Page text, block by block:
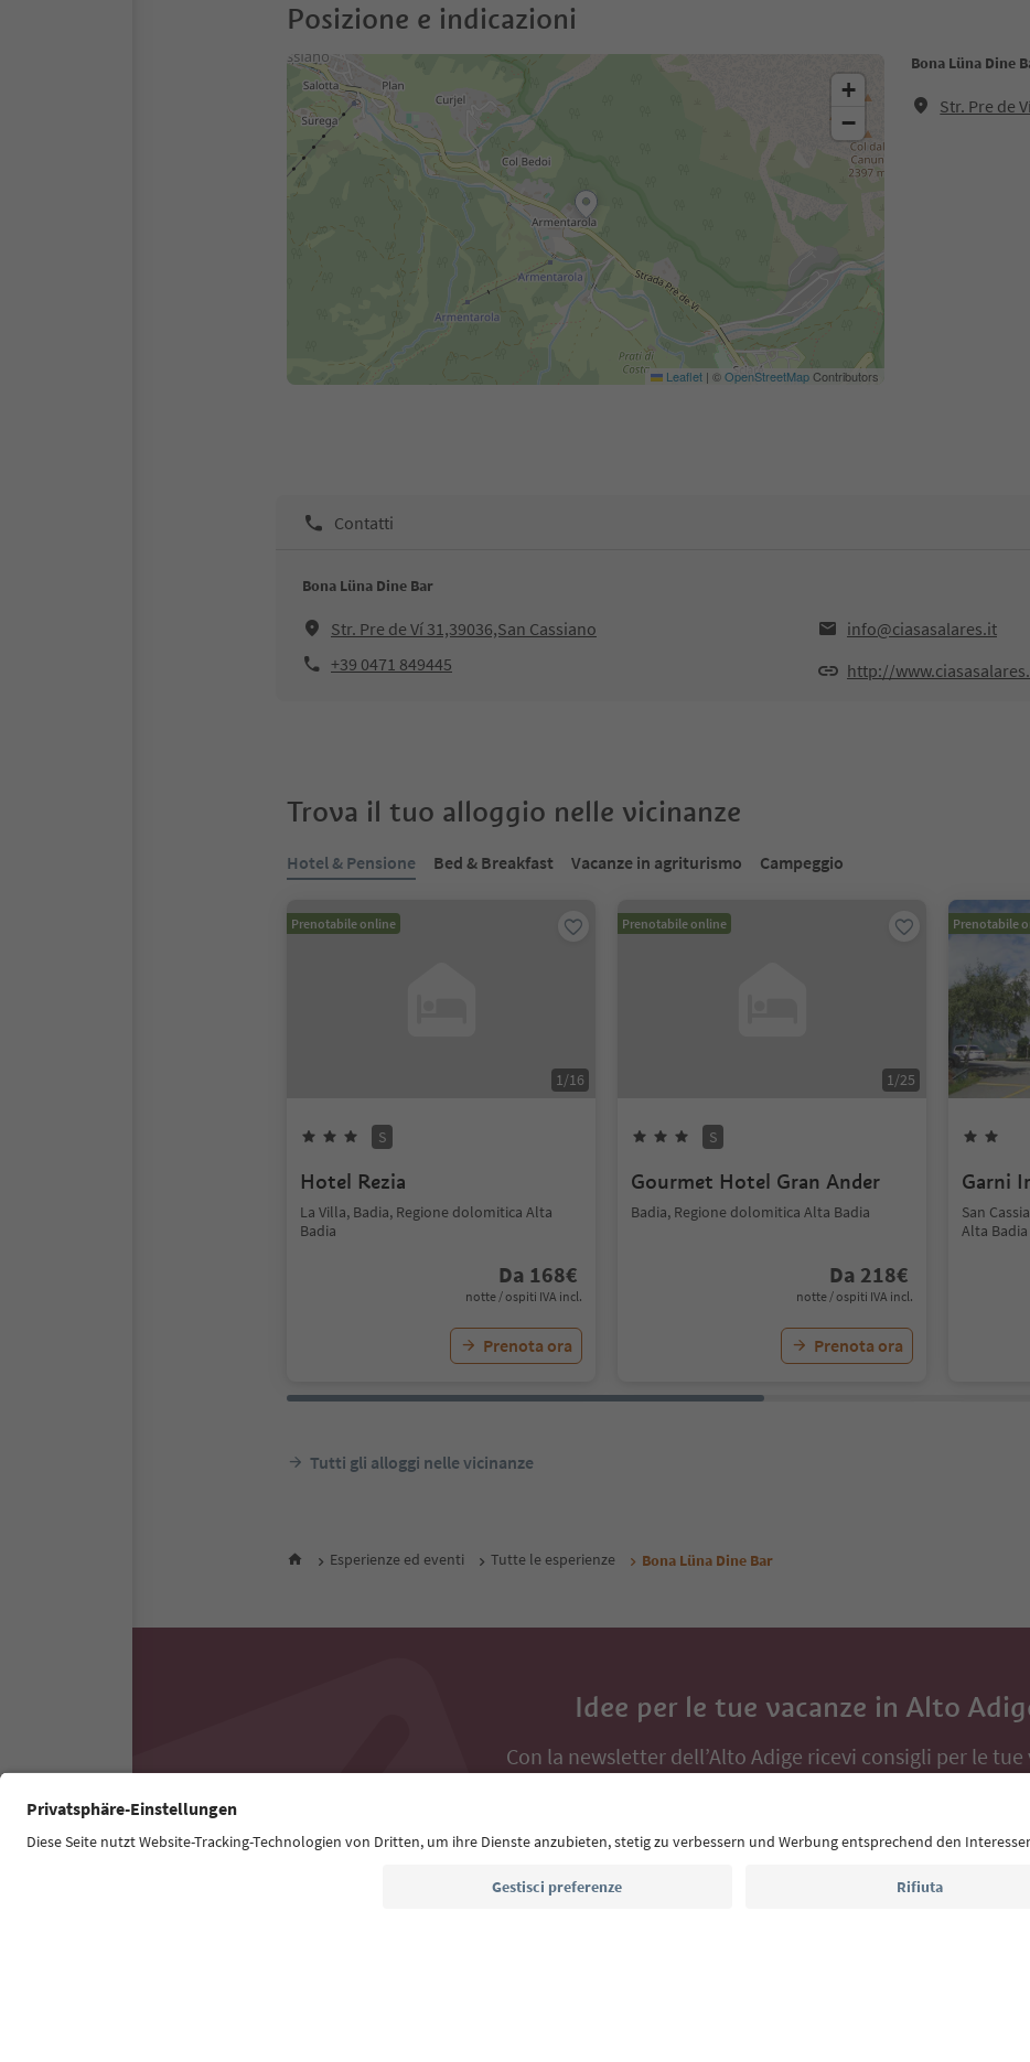
Posizione e indicazioni
Bona Lüna Dine
Str. Pre de
+
−
Leaflet | ©OpenStreetMapContributors
Contatti
Bona Lüna Dine Bar
Str. Pre de Ví 31,39036,San Cassiano
info@ciasasalares.it
+39 0471 849445
http://
Trova il tuo alloggio nelle vicinanze
Hotel & Pensione Bed & Breakfast Vacanze in agriturismo Campeggio
Prenotabile online
1/16
S
Hotel Rezia
La Villa, Badia, Regione dolomitica Alta
Badia
Da 168€
notte / ospiti IVA incl.
Prenota ora
Prenotabile online
1/25
S
Gourmet Hotel Gran Ander
Badia, Regione dolomitica Alta Badia
Da 218€
notte / ospiti IVA incl.
Prenota ora
Prenotabile
Garni
San
Alta Badia
Tutti gli alloggi nelle vicinanze
Esperienze ed eventi Tutte le esperienze Bona Lüna Dine Bar
Idee per le tue vacanze in Alto
Con la newsletter dell’Alto Adige ricevi consigli per le tue